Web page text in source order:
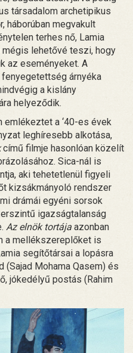
társadalom archetipikus
háborúban megvakult
terhes nő, Lamia
lehetővé teszi, hogy
az eseményeket. A
árnyéka
a kislány
helyeződik.
emlékeztet a ‘40-es évek
leghíresebb alkotása,
című filmje hasonlóan közelít
Sica-nál is
aki tehetetlenül figyeli
kizsákmányoló rendszer
drámái egyéni sorsok
igazságtalanság
Az elnök tortája azonban
a mellékszereplőket is
segítőtársai a lopásra
Mohama Qasem) és
jókedélyű postás (Rahim